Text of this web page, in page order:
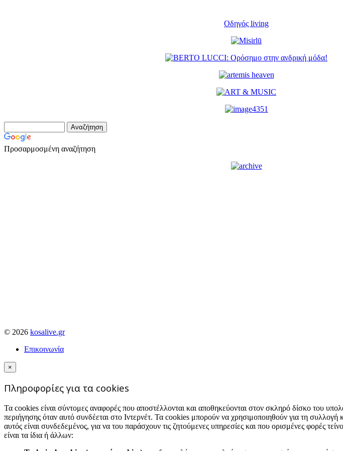
Οδηγός living
Προσαρμοσμένη αναζήτηση
© 2026 kosalive.gr
Επικοινωνία
×
Πληροφορίες για τα cookies
Τα cookies είναι σύντομες αναφορές που αποστέλλονται και αποθηκεύονται στον σκληρό δίσκο του
περιήγησης όταν αυτό συνδέεται στο Ιντερνέτ. Τα cookies μπορούν να χρησιμοποιηθούν για τη
αυτός είναι συνδεδεμένος, για να του παράσχουν τις ζητούμενες υπηρεσίες και που ορισμένες φορές
είναι τα ίδια ή άλλων: